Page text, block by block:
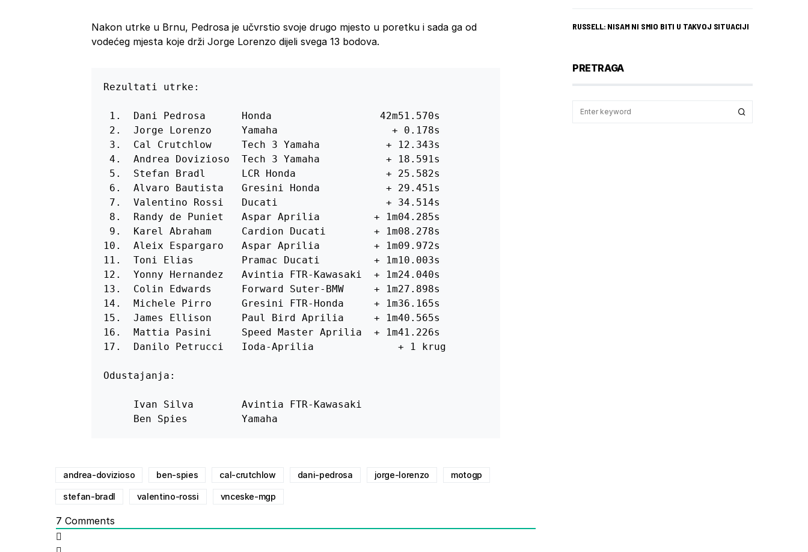
Nakon utrke u Brnu, Pedrosa je učvrstio svoje drugo mjesto u poretku i sada ga od
vodećeg mjesta koje drži Jorge Lorenzo dijeli svega 13 bodova.
Rezultati utrke:
1.  Dani Pedrosa      Honda                  42m51.570s
2.  Jorge Lorenzo     Yamaha                   + 0.178s
3.  Cal Crutchlow     Tech 3 Yamaha           + 12.343s
4.  Andrea Dovizioso  Tech 3 Yamaha           + 18.591s
5.  Stefan Bradl      LCR Honda               + 25.582s
6.  Alvaro Bautista   Gresini Honda           + 29.451s
7.  Valentino Rossi   Ducati                  + 34.514s
8.  Randy de Puniet   Aspar Aprilia         + 1m04.285s
9.  Karel Abraham     Cardion Ducati        + 1m08.278s
10.  Aleix Espargaro   Aspar Aprilia         + 1m09.972s
11.  Toni Elias        Pramac Ducati         + 1m10.003s
12.  Yonny Hernandez   Avintia FTR-Kawasaki  + 1m24.040s
13.  Colin Edwards     Forward Suter-BMW     + 1m27.898s
14.  Michele Pirro     Gresini FTR-Honda     + 1m36.165s
15.  James Ellison     Paul Bird Aprilia     + 1m40.565s
16.  Mattia Pasini     Speed Master Aprilia  + 1m41.226s
17.  Danilo Petrucci   Ioda-Aprilia              + 1 krug
Odustajanja:
     Ivan Silva        Avintia FTR-Kawasaki
     Ben Spies         Yamaha
andrea-dovizioso ben-spies cal-crutchlow dani-pedrosa jorge-lorenzo motogp
stefan-bradl valentino-rossi vnceske-mgp
7 Comments
RUSSELL: NISAM NI SMIO BITI U TAKVOJ SITUACIJI
PRETRAGA